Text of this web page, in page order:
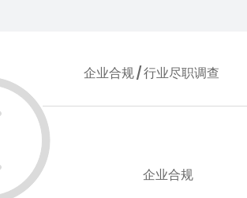
企业合规 / 行业尽职调查
企业合规